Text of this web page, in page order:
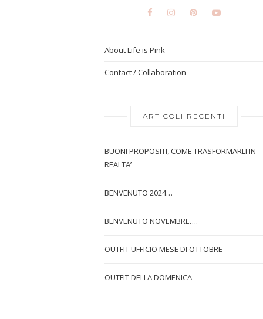
About Life is Pink
Contact / Collaboration
ARTICOLI RECENTI
BUONI PROPOSITI, COME TRASFORMARLI IN
REALTA’
BENVENUTO 2024…
BENVENUTO NOVEMBRE….
OUTFIT UFFICIO MESE DI OTTOBRE
OUTFIT DELLA DOMENICA